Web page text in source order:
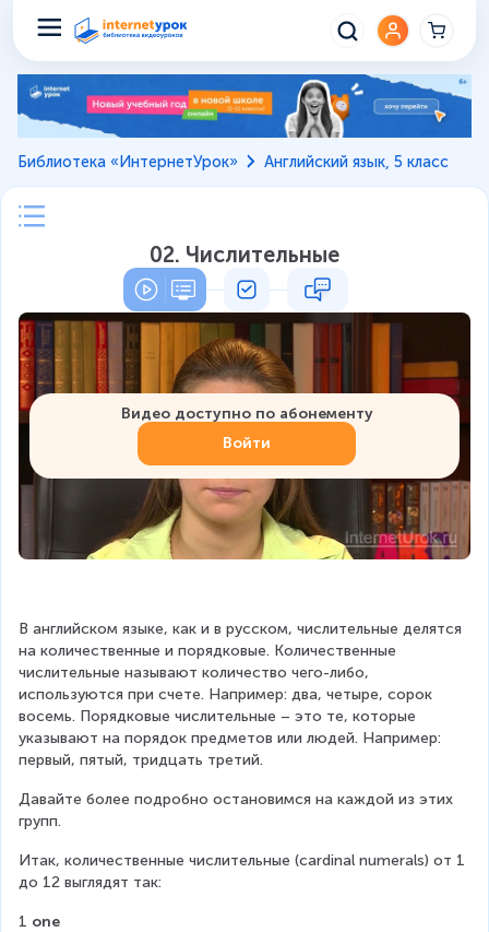
Библиотека «ИнтернетУрок» Английский язык, 5 класс
02. Числительные
Видео доступно по абонементу
Войти
В английском языке, как и в русском, числительные делятся
на количественные и порядковые. Количественные
числительные называют количество чего-либо,
используются при счете. Например: два, четыре, сорок
восемь. Порядковые числительные – это те, которые
указывают на порядок предметов или людей. Например:
первый, пятый, тридцать третий.
Давайте более подробно остановимся на каждой из этих
групп.
Итак, количественные числительные (cardinal numerals) от 1
до 12 выглядят так:
1 one